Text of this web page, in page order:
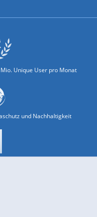
Unique User pro Monat
und Nachhaltigkeit